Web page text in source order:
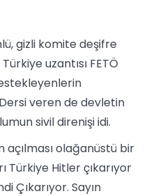
gizli komite deşifre
uzantısı FETÖ
Dersi veren de devletin
sivil direnişi idi.
açılması olağanüstü bir
Türkiye Hitler çıkarıyor
Çıkarıyor. Sayın